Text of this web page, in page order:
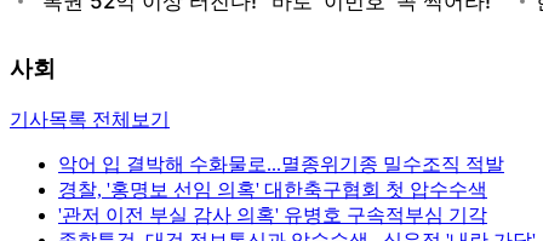
사회
기사목록 전체보기
악어 입 결박해 수화물로...멸종위기종 밀수조직 적발
경찰, '홍명보 선임 의혹' 대한축구협회 첫 압수수색
'관저 이전 부실 감사 의혹' 유병호 구속적부심 기각